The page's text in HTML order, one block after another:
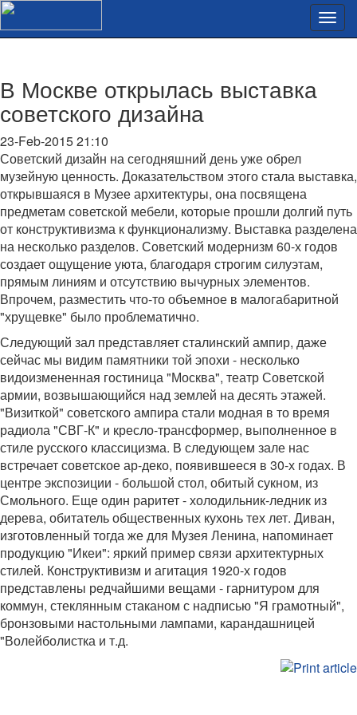
В Москве открылась выставка
советского дизайна
23-Feb-2015 21:10
Советский дизайн на сегодняшний день уже обрел
музейную ценность. Доказательством этого стала выставка,
открывшаяся в Музее архитектуры, она посвящена
предметам советской мебели, которые прошли долгий путь
от конструктивизма к функционализму. Выставка разделена
на несколько разделов. Советский модернизм 60-х годов
создает ощущение уюта, благодаря строгим силуэтам,
прямым линиям и отсутствию вычурных элементов.
Впрочем, разместить что-то объемное в малогабаритной
"хрущевке" было проблематично.
Следующий зал представляет сталинский ампир, даже
сейчас мы видим памятники той эпохи - несколько
видоизмененная гостиница "Москва", театр Советской
армии, возвышающийся над землей на десять этажей.
"Визиткой" советского ампира стали модная в то время
радиола "СВГ-К" и кресло-трансформер, выполненное в
стиле русского классицизма. В следующем зале нас
встречает советское ар-деко, появившееся в 30-х годах. В
центре экспозиции - большой стол, обитый сукном, из
Смольного. Еще один раритет - холодильник-ледник из
дерева, обитатель общественных кухонь тех лет. Диван,
изготовленный тогда же для Музея Ленина, напоминает
продукцию "Икеи": яркий пример связи архитектурных
стилей. Конструктивизм и агитация 1920-х годов
представлены редчайшими вещами - гарнитуром для
коммун, стеклянным стаканом с надписью "Я грамотный",
бронзовыми настольными лампами, карандашницей
"Волейболистка и т.д.